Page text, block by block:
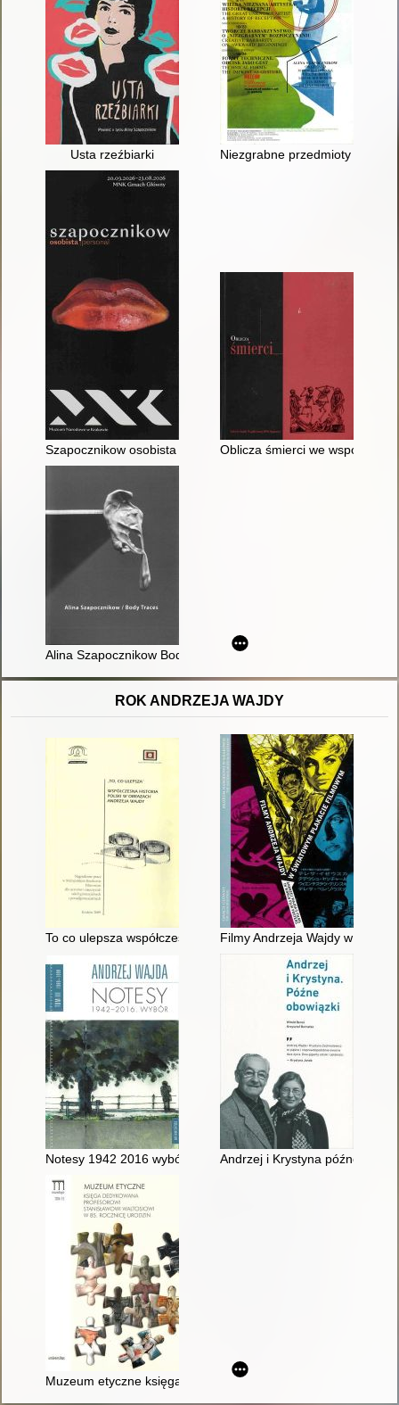
Usta rzeźbiarki Niezgrabne przedmioty Alina
Szapocznikow osobista 20 03 2026 23 08 2026 MNK Gmach
Oblicza śmierci we
Alina Szapocznikow Body traces 6 February 31 May 2014
ROK ANDRZEJA WAJDY
To co ulepsza współczesna historia Polski w obrazach
Filmy Andrzeja Wajdy w
Notesy 1942 2016 wybór T 3 Andrzej i Krystyna późne
Muzeum etyczne księga dedykowana profesorowi